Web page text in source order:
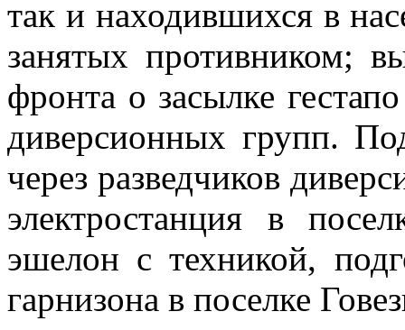
так и находившихся в
занятых противником;
фронта о засылке
диверсионных групп.
через разведчиков
электростанция в
эшелон с техникой,
гарнизона в поселке